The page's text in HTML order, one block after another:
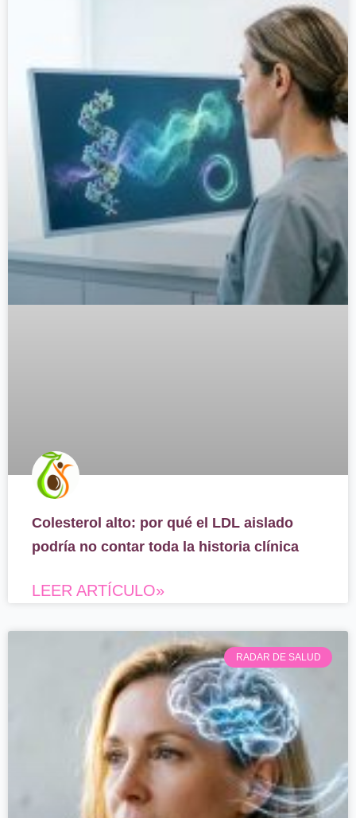
Colesterol alto: por qué el LDL aislado
podría no contar toda la historia clínica
LEER ARTÍCULO»
RADAR DE SALUD